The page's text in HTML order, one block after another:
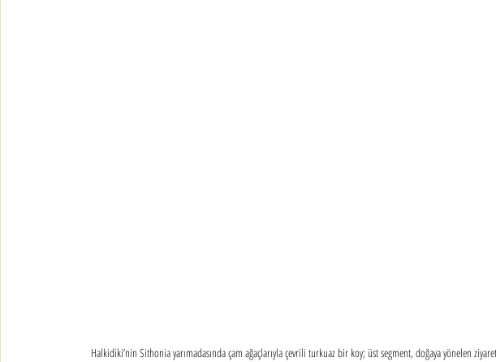
Halkidiki’nin Sithonia yarımadasında çam ağaçlarıyla çevrili turkuaz bir koy; üst segment, doğaya yönelen